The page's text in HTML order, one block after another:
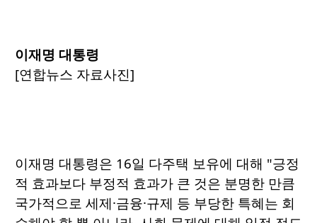
이재명 대통령
[연합뉴스 자료사진]
이재명 대통령은 16일 다주택 보유에 대해 "긍정
적 효과보다 부정적 효과가 큰 것은 분명한 만큼
국가적으로 세제·금융·규제 등 부당한 특혜는 회